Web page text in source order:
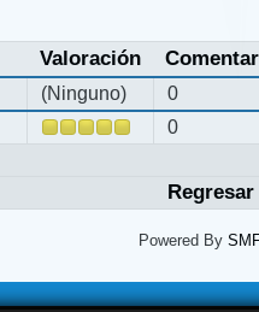
Valoración
(Ninguno)
0
0
Powered By